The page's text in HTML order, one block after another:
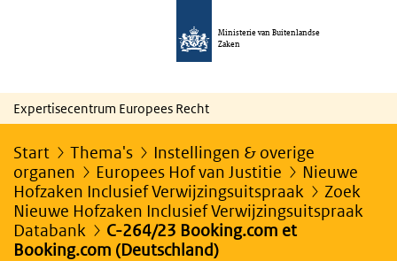
Ministerie van Buitenlandse
Zaken
Expertisecentrum Europees Recht
Start Thema's
Instellingen & overige
organen
Europees Hof van Justitie
Nieuwe
Hofzaken Inclusief Verwijzingsuitspraak
Zoek
Nieuwe Hofzaken Inclusief Verwijzingsuitspraak
Databank
C-264/23 Booking.com et
Booking.com (Deutschland)